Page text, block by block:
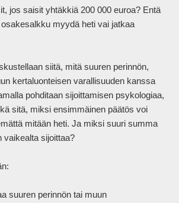
myydä heti vai jatkaa
siitä, mitä suuren perinnön,
kertaluonteisen varallisuuden kanssa
pohditaan sijoittamisen psykologiaa,
sitä, miksi ensimmäinen päätös voi
mitään heti. Ja miksi suuri summa
vaikealta sijoittaa?
suuren perinnön tai muun